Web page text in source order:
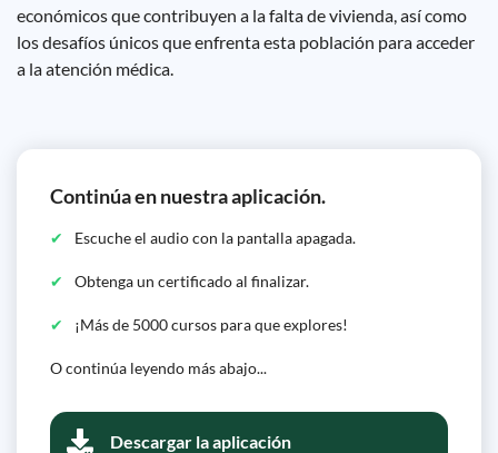
económicos que contribuyen a la falta de vivienda, así como
los desafíos únicos que enfrenta esta población para acceder
a la atención médica.
Continúa en nuestra aplicación.
Escuche el audio con la pantalla apagada.
Obtenga un certificado al finalizar.
¡Más de 5000 cursos para que explores!
O continúa leyendo más abajo...
Descargar la aplicación